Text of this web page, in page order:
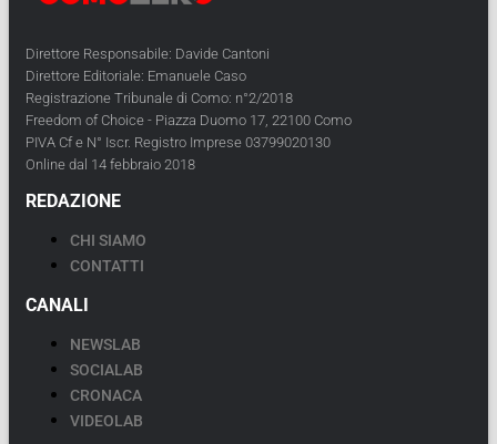
Direttore Responsabile: Davide Cantoni
Direttore Editoriale: Emanuele Caso
Registrazione Tribunale di Como: n°2/2018
Freedom of Choice - Piazza Duomo 17, 22100 Como
PIVA Cf e N° Iscr. Registro Imprese 03799020130
Online dal 14 febbraio 2018
REDAZIONE
CHI SIAMO
CONTATTI
CANALI
NEWSLAB
SOCIALAB
CRONACA
VIDEOLAB